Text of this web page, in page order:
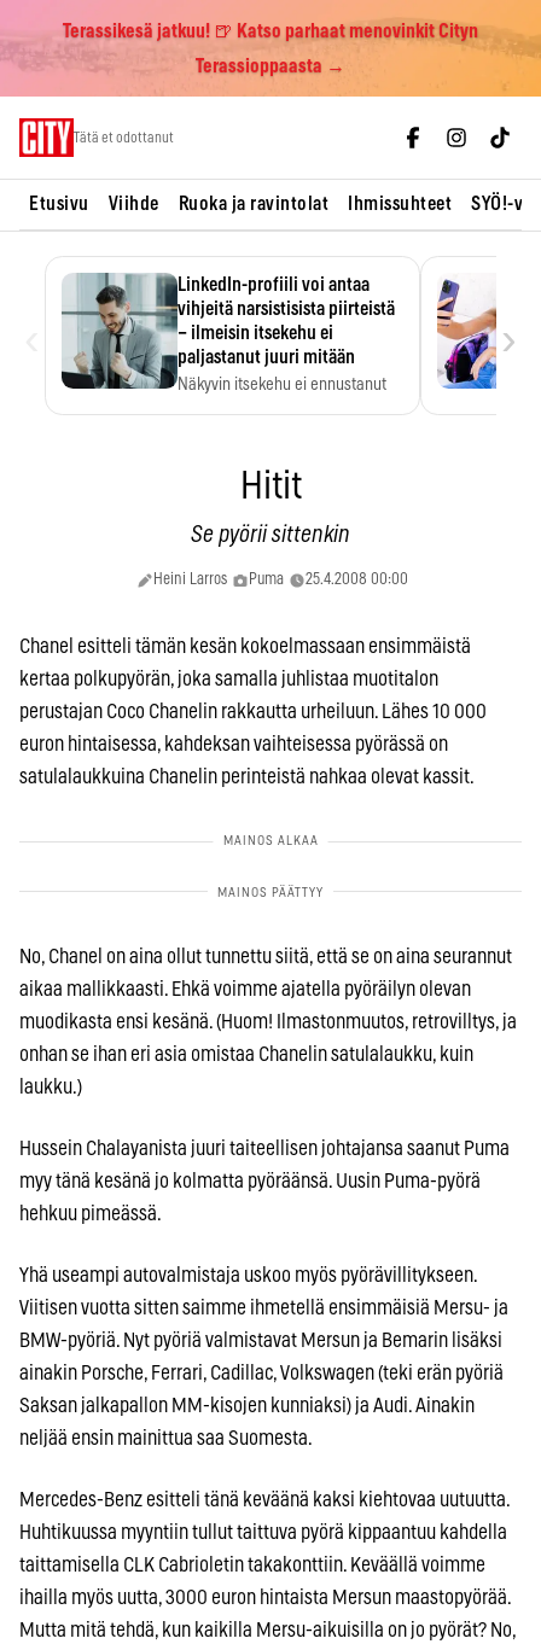
Terassikesä jatkuu! 🍺 Katso parhaat menovinkit Cityn
Terassioppaasta →
Tätä et odottanut
Etusivu Viihde Ruoka ja ravintolat Ihmissuhteet SYÖ!-
LinkedIn-profiili voi antaa
vihjeitä narsistisista piirteistä
– ilmeisin itsekehu ei
paljastanut juuri mitään
Näkyvin itsekehu ei ennustanut
›
Hitit
Se pyörii sittenkin
Heini Larros Puma 25.4.2008 00:00
Chanel esitteli tämän kesän kokoelmassaan ensimmäistä
kertaa polkupyörän, joka samalla juhlistaa muotitalon
perustajan Coco Chanelin rakkautta urheiluun. Lähes 10 000
euron hintaisessa, kahdeksan vaihteisessa pyörässä on
satulalaukkuina Chanelin perinteistä nahkaa olevat kassit.
No, Chanel on aina ollut tunnettu siitä, että se on aina seurannut
aikaa mallikkaasti. Ehkä voimme ajatella pyöräilyn olevan
muodikasta ensi kesänä. (Huom! Ilmastonmuutos, retrovilltys, ja
onhan se ihan eri asia omistaa Chanelin satulalaukku, kuin
laukku.)
Hussein Chalayanista juuri taiteellisen johtajansa saanut Puma
myy tänä kesänä jo kolmatta pyöräänsä. Uusin Puma-pyörä
hehkuu pimeässä.
Yhä useampi autovalmistaja uskoo myös pyörävillitykseen.
Viitisen vuotta sitten saimme ihmetellä ensimmäisiä Mersu- ja
BMW-pyöriä. Nyt pyöriä valmistavat Mersun ja Bemarin lisäksi
ainakin Porsche, Ferrari, Cadillac, Volkswagen (teki erän pyöriä
Saksan jalkapallon MM-kisojen kunniaksi) ja Audi. Ainakin
neljää ensin mainittua saa Suomesta.
Mercedes-Benz esitteli tänä keväänä kaksi kiehtovaa uutuutta.
Huhtikuussa myyntiin tullut taittuva pyörä kippaantuu kahdella
taittamisella CLK Cabrioletin takakonttiin. Keväällä voimme
ihailla myös uutta, 3000 euron hintaista Mersun maastopyörää.
Mutta mitä tehdä, kun kaikilla Mersu-aikuisilla on jo pyörät? No,